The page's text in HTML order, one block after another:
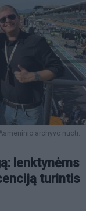
archyvo nuotr.
lenktynėms
turintis